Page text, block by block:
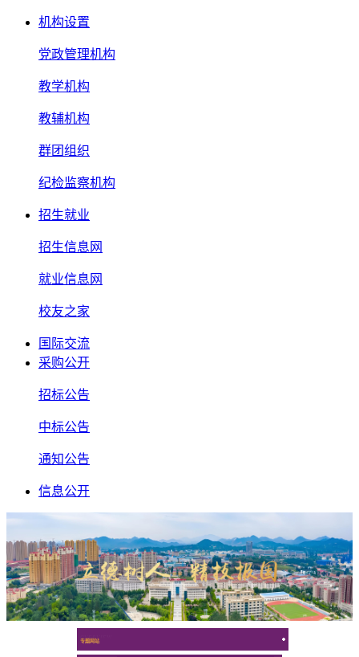
机构设置
党政管理机构
教学机构
教辅机构
群团组织
纪检监察机构
招生就业
招生信息网
就业信息网
校友之家
国际交流
采购公开
招标公告
中标公告
通知公告
信息公开
OVERVIEW
专题网站